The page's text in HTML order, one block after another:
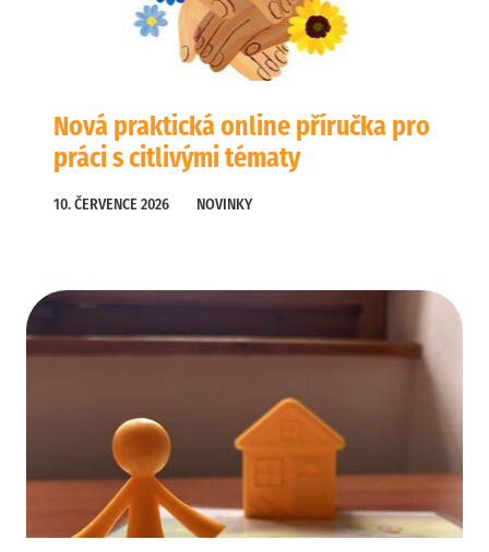
Nová praktická online příručka pro
práci s citlivými tématy
10. ČERVENCE 2026 NOVINKY